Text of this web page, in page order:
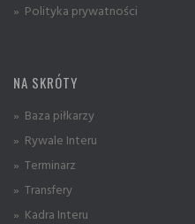
» Polityka prywatności
NA SKRÓTY
» Baza piłkarzy
» Rywale Interu
» Terminarz
» Transfery
» Kadra Interu